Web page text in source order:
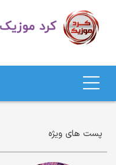
های کردی
پست های ویژه